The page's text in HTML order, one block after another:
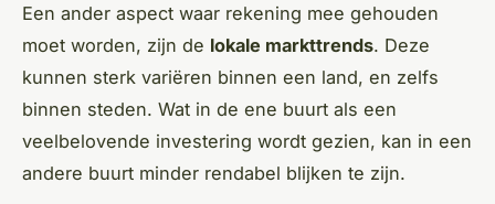
Een ander aspect waar rekening mee gehouden
moet worden, zijn de lokale markttrends. Deze
kunnen sterk variëren binnen een land, en zelfs
binnen steden. Wat in de ene buurt als een
veelbelovende investering wordt gezien, kan in een
andere buurt minder rendabel blijken te zijn.